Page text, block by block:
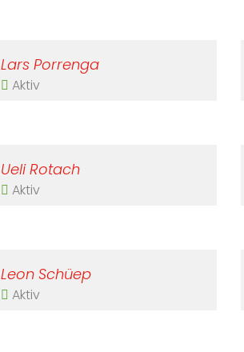
Lars Porrenga
Aktiv
Ueli Rotach
Aktiv
Leon Schüep
Aktiv